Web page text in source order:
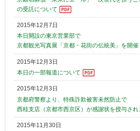
の受託について
2015年12月7日
本日開設の東京営業部で
京都観光写真展「京都・花街の伝統美」を開催
2015年12月3日
本日の一部報道について
2015年12月3日
京都府警察より、特殊詐欺被害未然防止で
西桂支店（京都市西京区）が感謝状を授与され
2015年11月30日